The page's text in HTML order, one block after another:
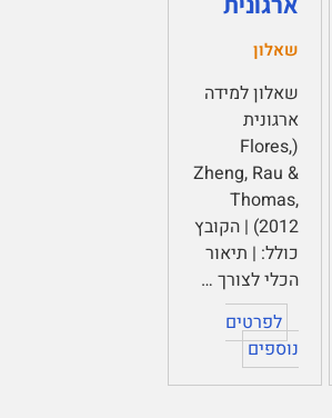
שאלון
שאלון למידה
ארגונית
(Flores,
Zheng, Rau &
Thomas,
2012) | הקובץ
כולל: | תיאור
הכלי לצורך …
לפרטים
נוספים